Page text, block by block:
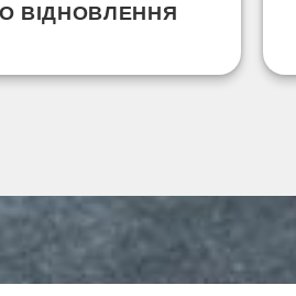
ВІДНОВЛЕННЯ